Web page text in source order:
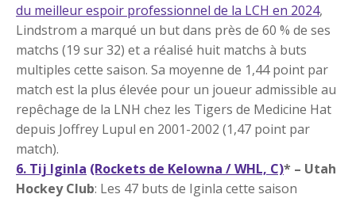
du meilleur espoir professionnel de la LCH en 2024,
Lindstrom a marqué un but dans près de 60 % de ses
matchs (19 sur 32) et a réalisé huit matchs à buts
multiples cette saison. Sa moyenne de 1,44 point par
match est la plus élevée pour un joueur admissible au
repêchage de la LNH chez les Tigers de Medicine Hat
depuis Joffrey Lupul en 2001-2002 (1,47 point par
match).
6. Tij Iginla (Rockets de Kelowna / WHL, C)* – Utah
Hockey Club: Les 47 buts de Iginla cette saison